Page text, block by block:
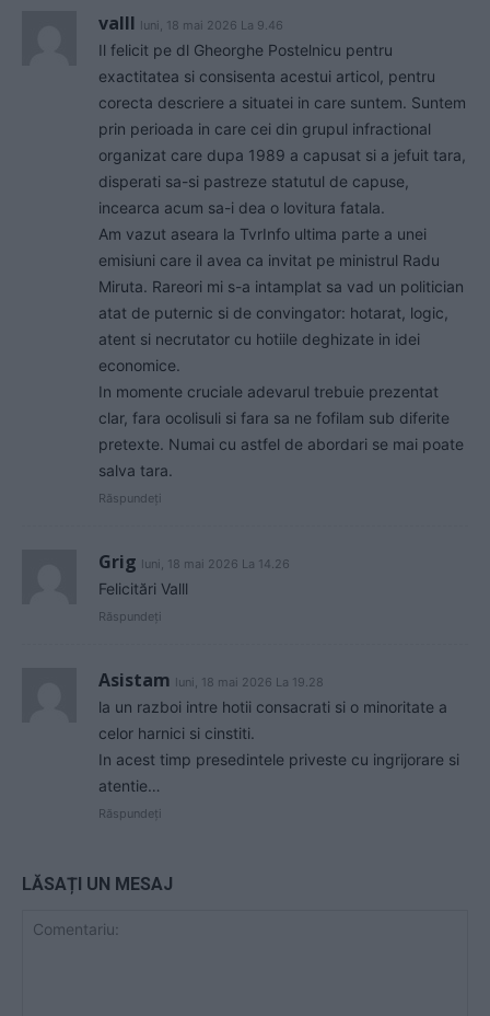
valll luni, 18 mai 2026 La 9.46
Il felicit pe dl Gheorghe Postelnicu pentru
exactitatea si consisenta acestui articol, pentru
corecta descriere a situatei in care suntem. Suntem
prin perioada in care cei din grupul infractional
organizat care dupa 1989 a capusat si a jefuit tara,
disperati sa-si pastreze statutul de capuse,
incearca acum sa-i dea o lovitura fatala.
Am vazut aseara la TvrInfo ultima parte a unei
emisiuni care il avea ca invitat pe ministrul Radu
Miruta. Rareori mi s-a intamplat sa vad un politician
atat de puternic si de convingator: hotarat, logic,
atent si necrutator cu hotiile deghizate in idei
economice.
In momente cruciale adevarul trebuie prezentat
clar, fara ocolisuli si fara sa ne fofilam sub diferite
pretexte. Numai cu astfel de abordari se mai poate
salva tara.
Răspundeți
Grig luni, 18 mai 2026 La 14.26
Felicitări Valll
Răspundeți
Asistam luni, 18 mai 2026 La 19.28
la un razboi intre hotii consacrati si o minoritate a
celor harnici si cinstiti.
In acest timp presedintele priveste cu ingrijorare si
atentie…
Răspundeți
LĂSAȚI UN MESAJ